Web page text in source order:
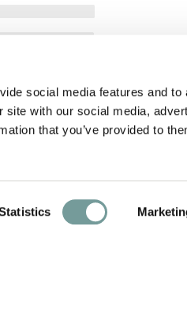
social media features and to
with our social media,
that you’ve provided to